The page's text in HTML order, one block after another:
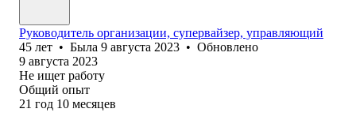
Руководитель организации, супервайзер, управляющий
45 лет • Была 9 августа 2023 • Обновлено
9 августа 2023
Не ищет работу
Общий опыт
21 год 10 месяцев